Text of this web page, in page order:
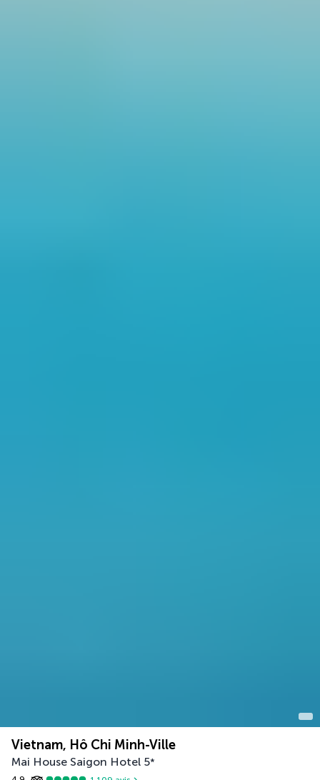
Vietnam, Hô Chi Minh-Ville
Mai House Saigon Hotel 5*